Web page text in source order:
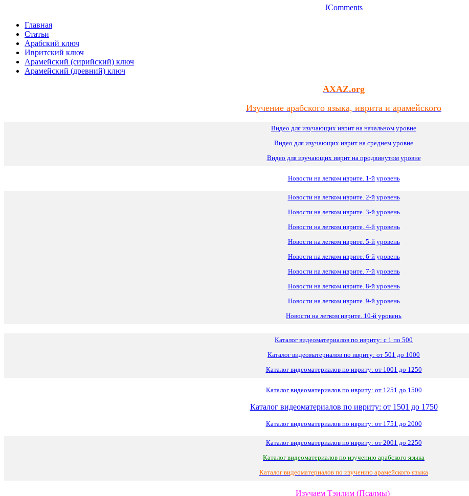
JComments
Главная
Статьи
Арабский ключ
Ивритский ключ
Арамейский (сирийский) ключ
Арамейский (древний) ключ
AXAZ.org
Изучение арабского языка, иврита и арамейского
Видео для изучающих иврит на начальном уровне
Видео для изучающих иврит на среднем уровне
Видео для изучающих иврит на продвинутом уровне
Новости на легком иврите. 1-й уровень
Новости на легком иврите. 2-й уровень
Новости на легком иврите. 3-й уровень
Новости на легком иврите. 4-й уровень
Новости на легком иврите. 5-й уровень
Новости на легком иврите. 6-й уровень
Новости на легком иврите. 7-й уровень
Новости на легком иврите. 8-й уровень
Новости на легком иврите. 9-й уровень
Новости на легком иврите. 10-й уровень
Каталог видеоматериалов по ивриту: с 1 по 500
Каталог видеоматериалов по ивриту: от 501 до 1000
Каталог видеоматериалов по ивриту: от 1001 до 1250
Каталог видеоматериалов по ивриту: от 1251 до 1500
Каталог видеоматериалов по ивриту: от 1501 до 1750
Каталог видеоматериалов по ивриту: от 1751 до 2000
Каталог видеоматериалов по ивриту: от 2001 до 2250
Каталог видеоматериалов по изучению арабского языка
Каталог видеоматериалов по изучению арамейского языка
Изучаем Тэилим (Псалмы)